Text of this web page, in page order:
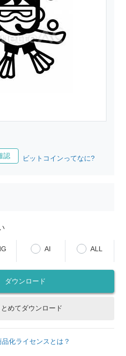
認 ビットコインってなに?
AI ALL
ダウンロード
とめてダウンロード
品化ライセンスとは？